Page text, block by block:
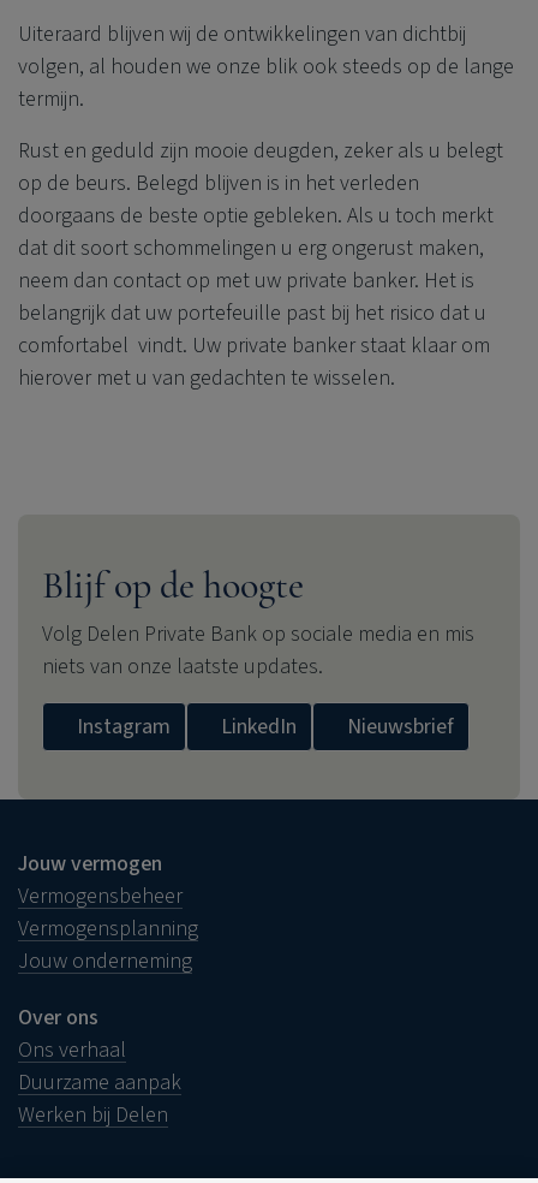
Uiteraard blijven wij de ontwikkelingen van dichtbij
volgen, al houden we onze blik ook steeds op de lange
termijn.
Rust en geduld zijn mooie deugden, zeker als u belegt
op de beurs. Belegd blijven is in het verleden
doorgaans de beste optie gebleken. Als u toch merkt
dat dit soort schommelingen u erg ongerust maken,
neem dan contact op met uw private banker. Het is
belangrijk dat uw portefeuille past bij het risico dat u
comfortabel vindt. Uw private banker staat klaar om
hierover met u van gedachten te wisselen.
Blijf op de hoogte
Volg Delen Private Bank op sociale media en mis
niets van onze laatste updates.
Instagram
LinkedIn Nieuwsbrief
Jouw vermogen
Vermogensbeheer
Vermogensplanning
Jouw onderneming
Over ons
Ons verhaal
Duurzame aanpak
Werken bij Delen